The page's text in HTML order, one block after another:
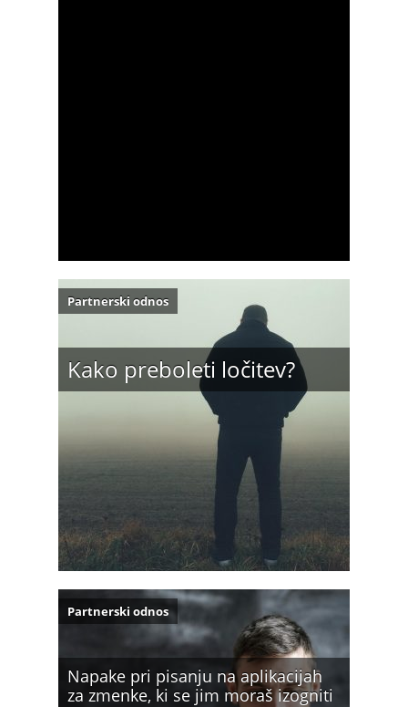
Kako preboleti ločitev?
Partnerski odnos
Napake pri pisanju na aplikacijah
za zmenke, ki se jim moraš izogniti
Partnerski odnos